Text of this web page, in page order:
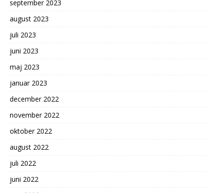
september 2023
august 2023
juli 2023
juni 2023
maj 2023
januar 2023
december 2022
november 2022
oktober 2022
august 2022
juli 2022
juni 2022